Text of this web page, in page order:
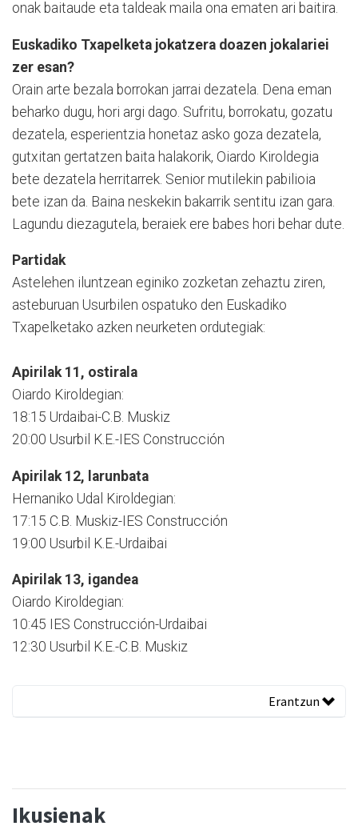
onak baitaude eta taldeak maila ona ematen ari baitira.
Euskadiko Txapelketa jokatzera doazen jokalariei
zer esan?
Orain arte bezala borrokan jarrai dezatela. Dena eman
beharko dugu, hori argi dago. Sufritu, borrokatu, gozatu
dezatela, esperientzia honetaz asko goza dezatela,
gutxitan gertatzen baita halakorik, Oiardo Kiroldegia
bete dezatela herritarrek. Senior mutilekin pabilioia
bete izan da. Baina neskekin bakarrik sentitu izan gara.
Lagundu diezagutela, beraiek ere babes hori behar dute.
Partidak
Astelehen iluntzean eginiko zozketan zehaztu ziren,
asteburuan Usurbilen ospatuko den Euskadiko
Txapelketako azken neurketen ordutegiak:
Apirilak 11, ostirala
Oiardo Kiroldegian:
18:15 Urdaibai-C.B. Muskiz
20:00 Usurbil K.E.-IES Construcción
Apirilak 12, larunbata
Hernaniko Udal Kiroldegian:
17:15 C.B. Muskiz-IES Construcción
19:00 Usurbil K.E.-Urdaibai
Apirilak 13, igandea
Oiardo Kiroldegian:
10:45 IES Construcción-Urdaibai
12:30 Usurbil K.E.-C.B. Muskiz
Erantzun
Ikusienak